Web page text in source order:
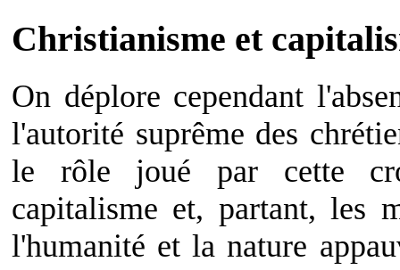
Christianisme et
On déplore cependant
l'autorité suprême des
le rôle joué par cette
capitalisme et, partant, les
l'humanité et la nature